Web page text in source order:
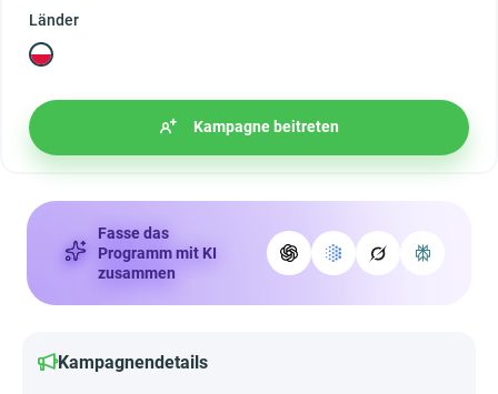
Länder
Kampagne beitreten
Fasse das
Programm mit KI
zusammen
Kampagnendetails